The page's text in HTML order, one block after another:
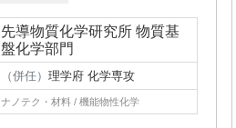
先導物質化学研究所 物質基
盤化学部門
（併任） 理学府 化学専攻
ナノテク・材料 / 機能物性化学